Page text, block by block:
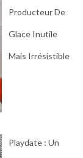
Producteur De
Glace Inutile
Mais Irrésistible
Playdate : Un